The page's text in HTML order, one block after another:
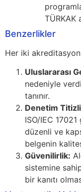
TÜRKAK
Benzerlikler
Her iki
Uluslararası
nedeniyle
tanınır.
Denetim
ISO/IEC
düzenli ve
belgenin
Güvenilirlik:
sistemine
bir kanıtı